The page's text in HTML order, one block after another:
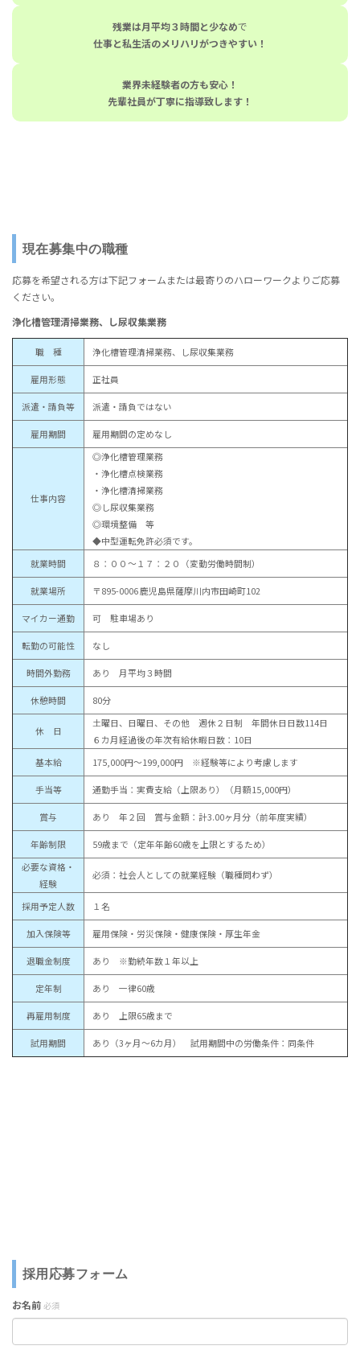
残業は月平均３時間と少なめで
仕事と私生活のメリハリがつきやすい！
業界未経験者の方も安心！
先輩社員が丁寧に指導致します！
現在募集中の職種
応募を希望される方は下記フォームまたは最寄りのハローワークよりご応募
ください。
浄化槽管理清掃業務、し尿収集業務
職 種 浄化槽管理清掃業務、し尿収集業務
雇用形態 正社員
派遣・請負等 派遣・請負ではない
雇用期間 雇用期間の定めなし
仕事内容
◎浄化槽管理業務
・浄化槽点検業務
・浄化槽清掃業務
◎し尿収集業務
◎環境整備 等
◆中型運転免許必須です。
就業時間
８：００～１７：２０（変動労働時間制）
就業場所 〒895-0006 鹿児島県薩摩川内市田崎町102
マイカー通勤 可 駐車場あり
転勤の可能性 なし
時間外勤務 あり 月平均３時間
休憩時間 80分
休 日
土曜日、日曜日、その他 週休２日制 年間休日日数114日
６カ月経過後の年次有給休暇日数：10日
基本給
175,000円～199,000円 ※経験等により考慮します
手当等 通勤手当：実費支給（上限あり）（月額15,000円）
賞与 あり 年２回 賞与金額：計3.00ヶ月分（前年度実績）
年齢制限
59歳まで（定年年齢60歳を上限とするため）
必要な資格・
経験
必須：社会人としての就業経験（職種問わず）
採用予定人数 １名
加入保険等 雇用保険・労災保険・健康保険・厚生年金
退職金制度 あり ※勤続年数１年以上
定年制 あり 一律60歳
再雇用制度 あり 上限65歳まで
試用期間 あり（3ヶ月～6カ月） 試用期間中の労働条件：同条件
採用応募フォーム
お名前 必須